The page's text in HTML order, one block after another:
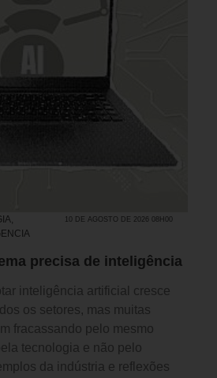
,
10 DE AGOSTO DE 2026 08H00
precisa de inteligência
inteligência artificial cresce
os setores, mas muitas
fracassando pelo mesmo
tecnologia e não pelo
da indústria e reflexões